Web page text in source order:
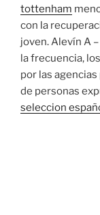
tottenham
con la
joven. Alevín A
la frecuencia,
por las
de personas
seleccion